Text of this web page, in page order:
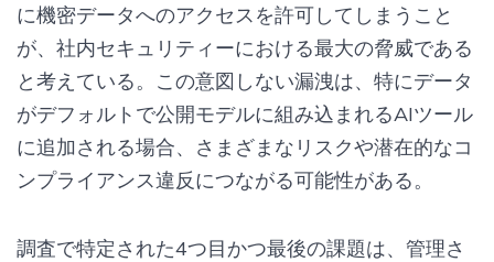
に機密データへのアクセスを許可してしまうこと
が、社内セキュリティーにおける最大の脅威である
と考えている。この意図しない漏洩は、特にデータ
がデフォルトで公開モデルに組み込まれるAIツール
に追加される場合、さまざまなリスクや潜在的なコ
ンプライアンス違反につながる可能性がある。
調査で特定された4つ目かつ最後の課題は、管理さ